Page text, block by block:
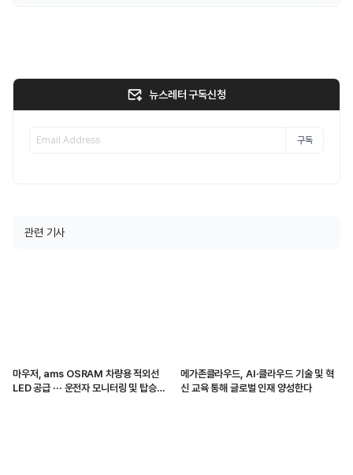
뉴스레터 구독신청
구독
관련 기사
마우저, ams OSRAM 차량용 적외선
LED 공급 ··· 운전자 모니터링 및 탑승자
메가존클라우드, AI·클라우드 기술 및 혁
신 교육 통해 글로벌 인재 양성한다